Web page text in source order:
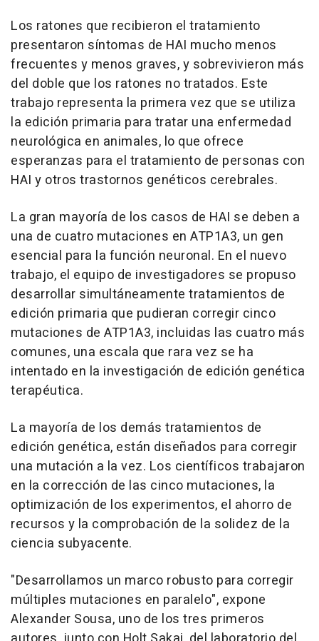
Los ratones que recibieron el tratamiento
presentaron síntomas de HAI mucho menos
frecuentes y menos graves, y sobrevivieron más
del doble que los ratones no tratados. Este
trabajo representa la primera vez que se utiliza
la edición primaria para tratar una enfermedad
neurológica en animales, lo que ofrece
esperanzas para el tratamiento de personas con
HAI y otros trastornos genéticos cerebrales.
La gran mayoría de los casos de HAI se deben a
una de cuatro mutaciones en ATP1A3, un gen
esencial para la función neuronal. En el nuevo
trabajo, el equipo de investigadores se propuso
desarrollar simultáneamente tratamientos de
edición primaria que pudieran corregir cinco
mutaciones de ATP1A3, incluidas las cuatro más
comunes, una escala que rara vez se ha
intentado en la investigación de edición genética
terapéutica.
La mayoría de los demás tratamientos de
edición genética, están diseñados para corregir
una mutación a la vez. Los científicos trabajaron
en la corrección de las cinco mutaciones, la
optimización de los experimentos, el ahorro de
recursos y la comprobación de la solidez de la
ciencia subyacente.
"Desarrollamos un marco robusto para corregir
múltiples mutaciones en paralelo", expone
Alexander Sousa, uno de los tres primeros